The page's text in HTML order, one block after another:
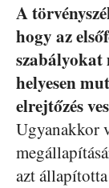
A
hogy az
helyesen
elrejtőzés
Ugyanakkor
azt